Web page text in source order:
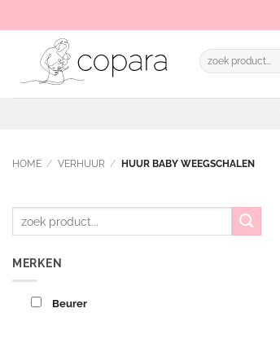
naar
Zoeken
naar:
HOME / VERHUUR / HUUR BABY WEEGSCHALEN
MERKEN
Beurer